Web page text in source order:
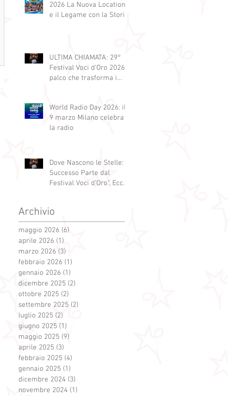
2026 La Nuova Location
e il Legame con la Storia
ULTIMA CHIAMATA: 29°
Festival Voci d'Oro 2026 Il
palco che trasforma i
World Radio Day 2026: il
9 marzo Milano celebra
la radio
Dove Nascono le Stelle: Il
Successo Parte dal
Festival Voci d’Oro”. Ecco
Archivio
maggio 2026 (6)
aprile 2026 (1)
marzo 2026 (3)
febbraio 2026 (1)
gennaio 2026 (1)
dicembre 2025 (2)
ottobre 2025 (2)
settembre 2025 (2)
luglio 2025 (2)
giugno 2025 (1)
maggio 2025 (9)
aprile 2025 (3)
febbraio 2025 (4)
gennaio 2025 (1)
dicembre 2024 (3)
novembre 2024 (1)